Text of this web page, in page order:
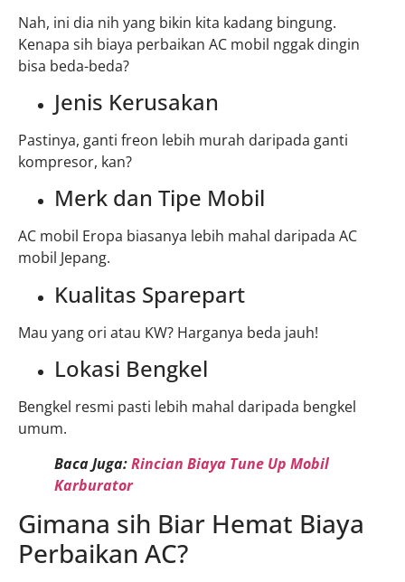
Nah, ini dia nih yang bikin kita kadang bingung.
Kenapa sih biaya perbaikan AC mobil nggak dingin
bisa beda-beda?
Jenis Kerusakan
Pastinya, ganti freon lebih murah daripada ganti
kompresor, kan?
Merk dan Tipe Mobil
AC mobil Eropa biasanya lebih mahal daripada AC
mobil Jepang.
Kualitas Sparepart
Mau yang ori atau KW? Harganya beda jauh!
Lokasi Bengkel
Bengkel resmi pasti lebih mahal daripada bengkel
umum.
Baca Juga:Rincian Biaya Tune Up Mobil
Karburator
Gimana sih Biar Hemat Biaya
Perbaikan AC?